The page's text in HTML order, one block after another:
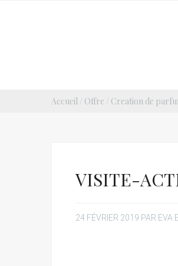
Accueil / Offre / Creation de
VISITE-
24 FÉVRIER 2019 PAR EVA